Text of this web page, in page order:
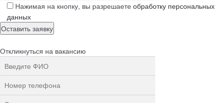
Нажимая на кнопку, вы разрешаете обработку персональных
данных
Откликнуться на вакансию